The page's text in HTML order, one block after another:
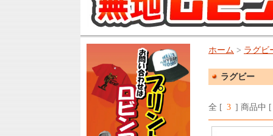
ホーム > ラグビ
ラグビー
全 [ 3 ] 商品中 [